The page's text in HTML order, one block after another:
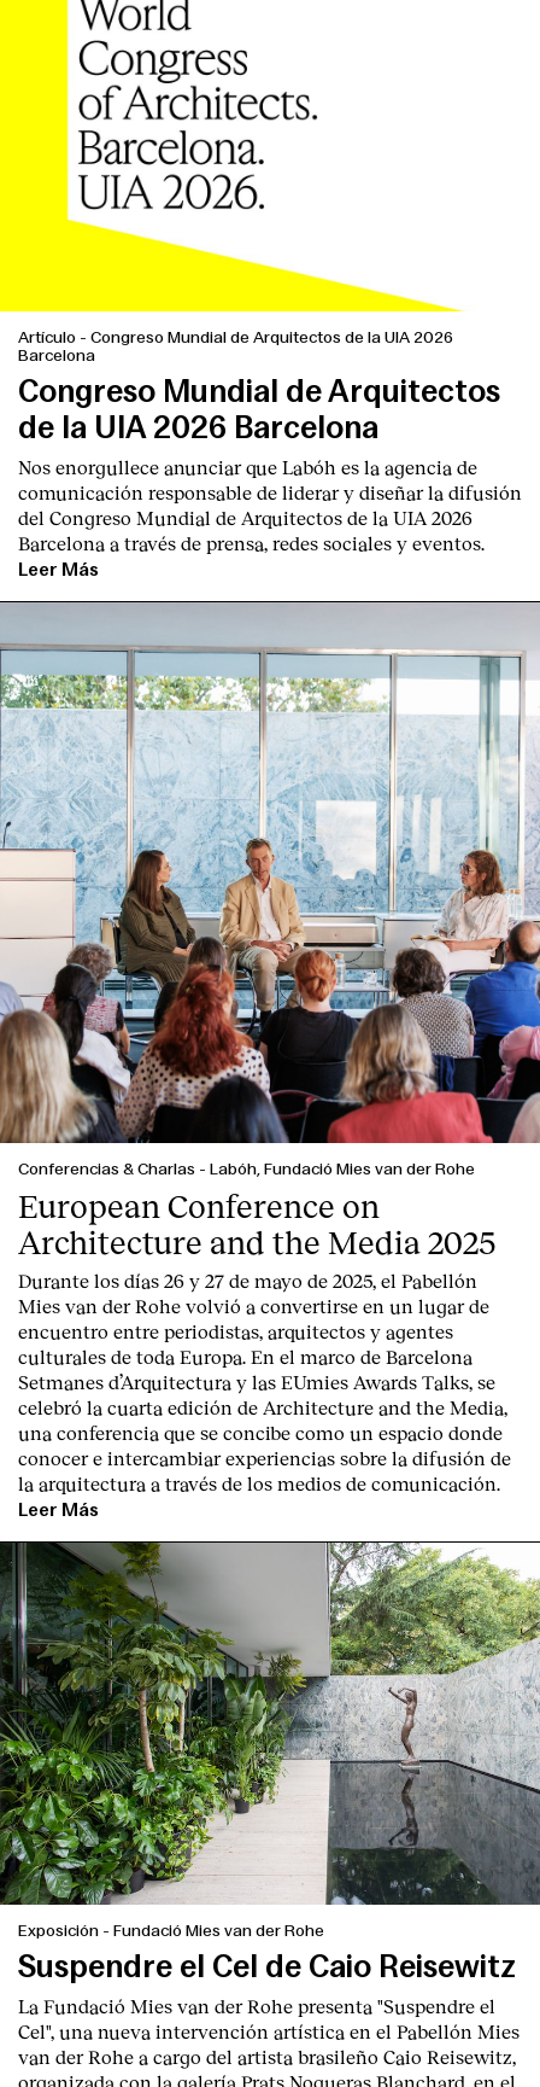
Clientes
Artículo - Congreso Mundial de Arquitectos de la UIA 2026
Barcelona
Congreso Mundial de Arquitectos
de la UIA 2026 Barcelona
Nos enorgullece anunciar que Labóh es la agencia de
comunicación responsable de liderar y diseñar la difusión
del Congreso Mundial de Arquitectos de la UIA 2026
Barcelona a través de prensa, redes sociales y eventos.
Leer Más
Conferencias & Charlas - Labóh, Fundació Mies van der Rohe
European Conference on
Architecture and the Media 2025
Durante los días 26 y 27 de mayo de 2025, el Pabellón
Mies van der Rohe volvió a convertirse en un lugar de
encuentro entre periodistas, arquitectos y agentes
culturales de toda Europa. En el marco de Barcelona
Setmanes d’Arquitectura y las EUmies Awards Talks, se
celebró la cuarta edición de Architecture and the Media,
una conferencia que se concibe como un espacio donde
conocer e intercambiar experiencias sobre la difusión de
la arquitectura a través de los medios de comunicación.
Leer Más
Exposición - Fundació Mies van der Rohe
Suspendre el Cel de Caio Reisewitz
La Fundació Mies van der Rohe presenta "Suspendre el
Cel", una nueva intervención artística en el Pabellón Mies
van der Rohe a cargo del artista brasileño Caio Reisewitz,
organizada con la galería Prats Nogueras Blanchard, en el